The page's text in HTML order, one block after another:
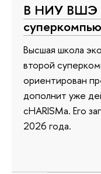
В НИУ ВШЭ
Высшая школа
второй
ориентирован
дополнит уже
cHARISMa. Его
2026 года.